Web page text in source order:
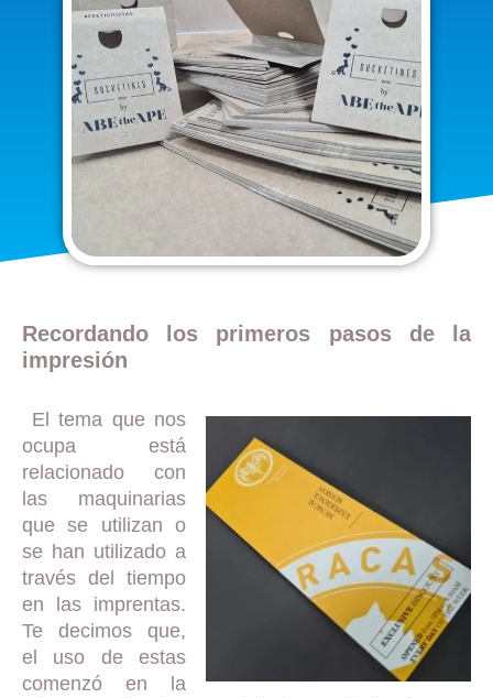
Recordando los primeros pasos de la
impresión
El tema que nos
ocupa está
relacionado con
las maquinarias
que se utilizan o
se han utilizado a
través del tiempo
en las imprentas.
Te decimos que,
el uso de estas
comenzó en la